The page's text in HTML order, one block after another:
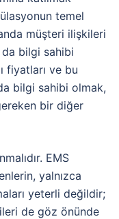
temel
müşteri ilişkileri
bilgi sahibi
fiyatları ve bu
bilgi sahibi olmak,
bir diğer
EMS
yalnızca
yeterli değildir;
de göz önünde